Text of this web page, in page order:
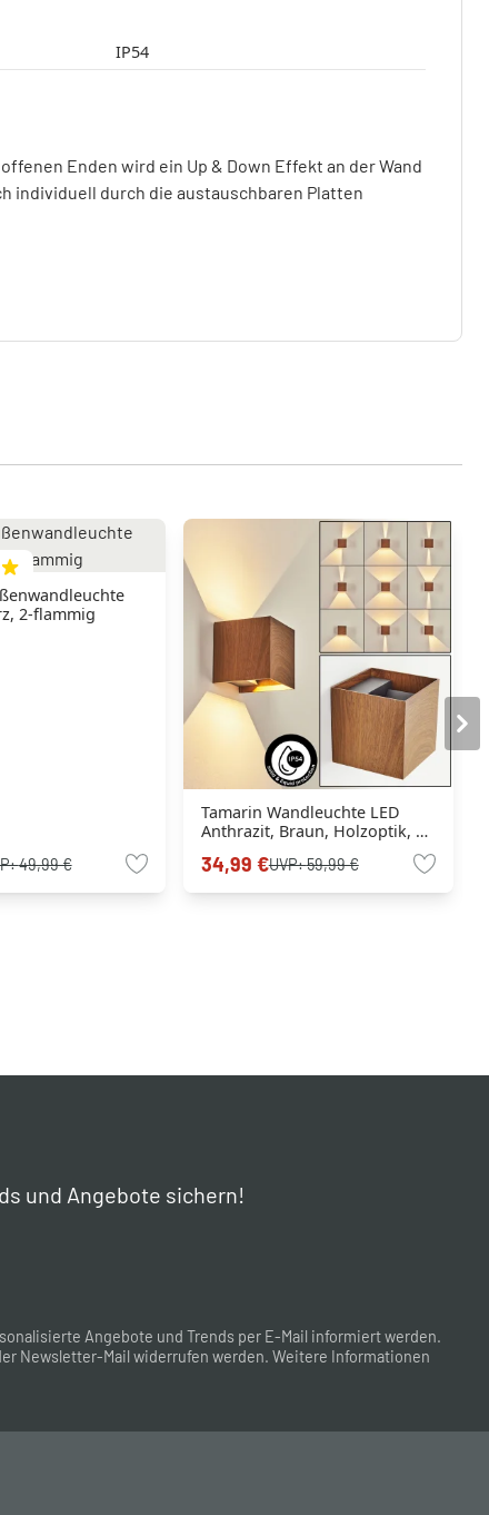
IP54
Enden wird ein Up & Down Effekt an der Wand
individuell durch die austauschbaren Platten
2-flammig
49,99 €
Tamarin Wandleuchte LED
Anthrazit, Braun, Holzoptik, 1-
34,99 €UVP:59,99 €
und Angebote sichern!
Angebote und Trends per E-Mail informiert werden.
Newsletter-Mail widerrufen werden. Weitere Informationen